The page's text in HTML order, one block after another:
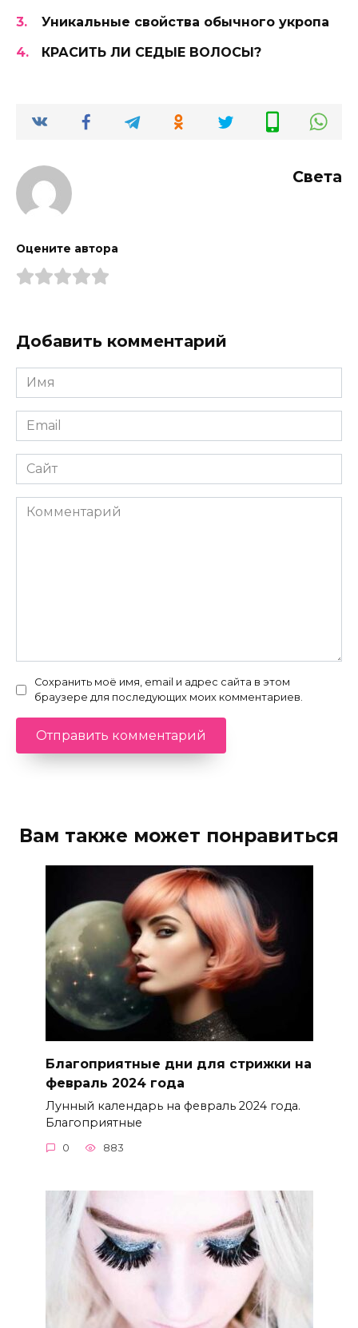
Уникальные свойства обычного укропа
КРАСИТЬ ЛИ СЕДЫЕ ВОЛОСЫ?
Света
Оцените автора
Добавить комментарий
Имя
*
Email
*
Сайт
Комментарий
Сохранить моё имя, email и адрес сайта в этом
браузере для последующих моих комментариев.
Вам также может понравиться
Благоприятные дни для стрижки на
февраль 2024 года
Лунный календарь на февраль 2024 года.
Благоприятные
0 883